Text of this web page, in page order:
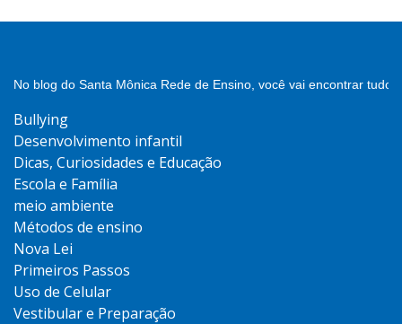
No blog do Santa Mônica Rede de Ensino, você vai encontrar
Bullying
Desenvolvimento infantil
Dicas, Curiosidades e Educação
Escola e Família
meio ambiente
Métodos de ensino
Nova Lei
Primeiros Passos
Uso de Celular
Vestibular e Preparação